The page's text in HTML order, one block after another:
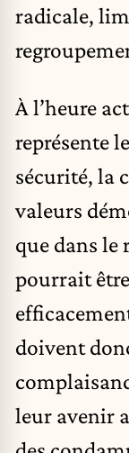
radicale,
À l’heure
représente
sécurité, la
valeurs
que dans le
pourrait
doivent
leur avenir